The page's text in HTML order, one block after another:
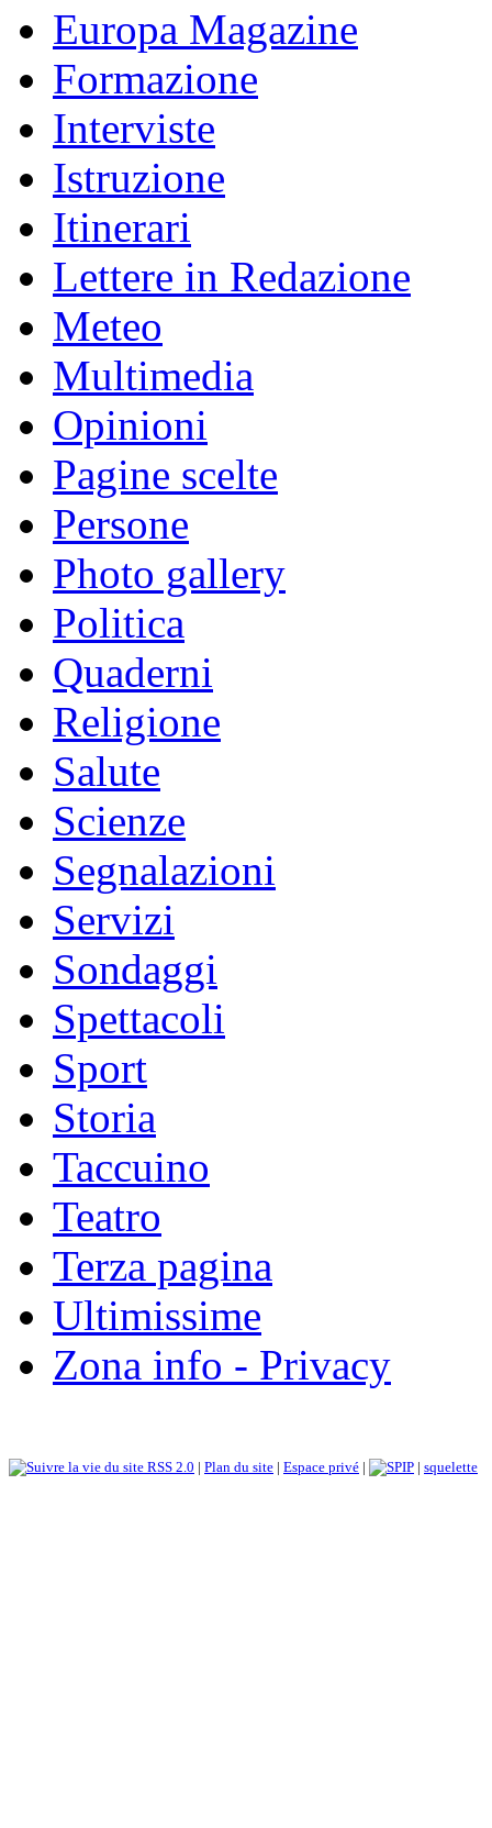
Europa Magazine
Formazione
Interviste
Istruzione
Itinerari
Lettere in Redazione
Meteo
Multimedia
Opinioni
Pagine scelte
Persone
Photo gallery
Politica
Quaderni
Religione
Salute
Scienze
Segnalazioni
Servizi
Sondaggi
Spettacoli
Sport
Storia
Taccuino
Teatro
Terza pagina
Ultimissime
Zona info - Privacy
RSS 2.0 | Plan du site | Espace privé | | squelette